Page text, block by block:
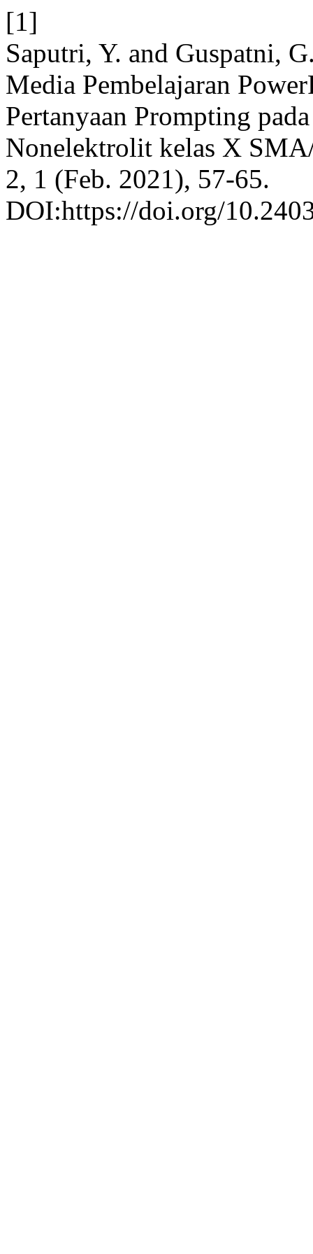
[1]
Saputri, Y. and Guspatni,
Media Pembelajaran
Pertanyaan Prompting
Nonelektrolit kelas X
2, 1 (Feb. 2021), 57-65.
DOI:https://doi.org/